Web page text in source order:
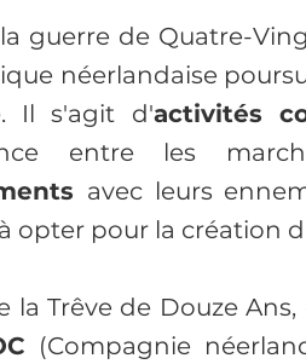
guerre de Quatre-
néerlandaise
Il s'agit d'activités
avec leurs
opter pour la création
la Trêve de Douze Ans,
(Compagnie